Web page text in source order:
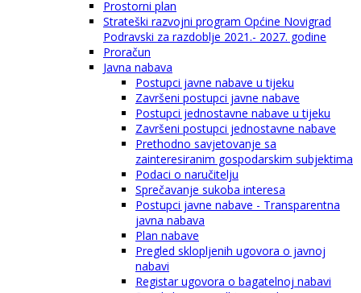
Prostorni plan
Strateški razvojni program Općine Novigrad
Podravski za razdoblje 2021.- 2027. godine
Proračun
Javna nabava
Postupci javne nabave u tijeku
Završeni postupci javne nabave
Postupci jednostavne nabave u tijeku
Završeni postupci jednostavne nabave
Prethodno savjetovanje sa
zainteresiranim gospodarskim subjektima
Podaci o naručitelju
Sprečavanje sukoba interesa
Postupci javne nabave - Transparentna
javna nabava
Plan nabave
Pregled sklopljenih ugovora o javnoj
nabavi
Registar ugovora o bagatelnoj nabavi